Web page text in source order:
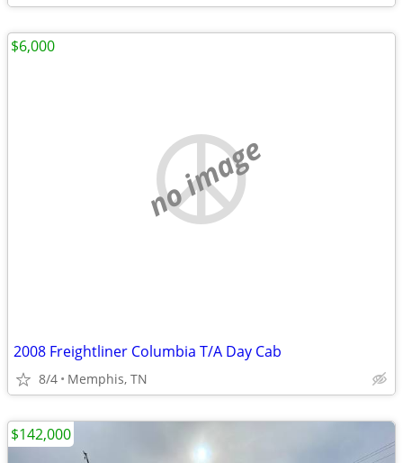
no image
2008 Freightliner Columbia T/A Day Cab
8/4 Memphis, TN
$6,000
$142,000